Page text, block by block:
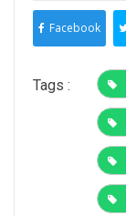
Facebook
Tags :